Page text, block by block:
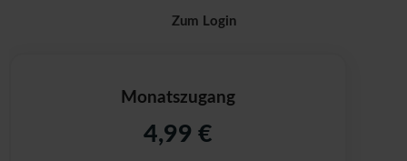
Zum Login
Monatszugang
4,99 €